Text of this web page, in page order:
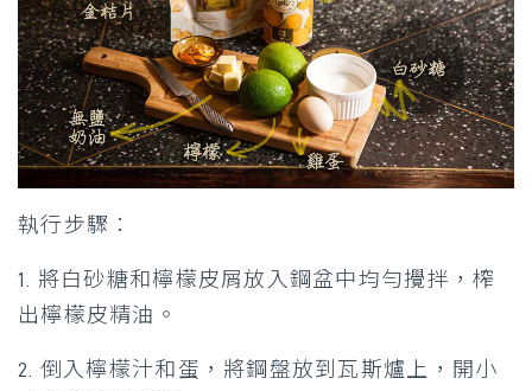
執行步驟：
1. 將白砂糖和檸檬皮屑放入鋼盆中均勻攪拌，榨
出檸檬皮精油。
2. 倒入檸檬汁和蛋，將鋼盤放到瓦斯爐上，開小